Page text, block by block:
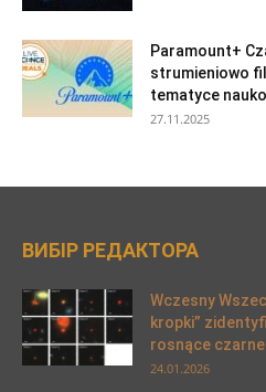
Paramount+
strumieniowo
tematyce
27.11.2025
ВИБІР РЕДАКТОРА
Wczesny
kropki”
rosnące
24.01.2026